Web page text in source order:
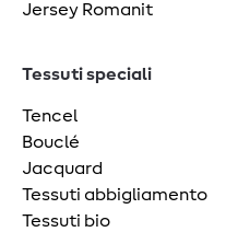
Jersey Romanit
Tessuti speciali
Tencel
Bouclé
Jacquard
Tessuti abbigliamento
Tessuti bio